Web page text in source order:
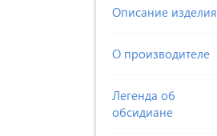
Описание изделия
О производителе
Легенда об
обсидиане